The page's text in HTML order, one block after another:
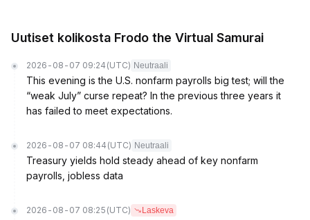
Uutiset kolikosta Frodo the Virtual Samurai
2026-08-07 09:24 (UTC) Neutraali
This evening is the U.S. nonfarm payrolls big test; will the
“weak July” curse repeat? In the previous three years it
has failed to meet expectations.
2026-08-07 08:44 (UTC) Neutraali
Treasury yields hold steady ahead of key nonfarm
payrolls, jobless data
2026-08-07 08:25 (UTC) Laskeva